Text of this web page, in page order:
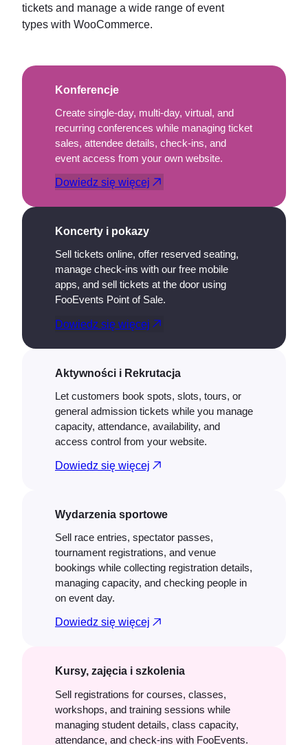
tickets and manage a wide range of event
types with WooCommerce.
Konferencje
Create single-day, multi-day, virtual, and
recurring conferences while managing ticket
sales, attendee details, check-ins, and
event access from your own website.
Dowiedz się więcej
Koncerty i pokazy
Sell tickets online, offer reserved seating,
manage check-ins with our free mobile
apps, and sell tickets at the door using
FooEvents Point of Sale.
Dowiedz się więcej
Aktywności i Rekrutacja
Let customers book spots, slots, tours, or
general admission tickets while you manage
capacity, attendance, availability, and
access control from your website.
Dowiedz się więcej
Wydarzenia sportowe
Sell race entries, spectator passes,
tournament registrations, and venue
bookings while collecting registration details,
managing capacity, and checking people in
on event day.
Dowiedz się więcej
Kursy, zajęcia i szkolenia
Sell registrations for courses, classes,
workshops, and training sessions while
managing student details, class capacity,
attendance, and check-ins with FooEvents.